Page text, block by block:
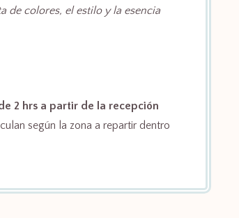
de colores, el estilo y la esencia
2 hrs a partir de la recepción
según la zona a repartir dentro